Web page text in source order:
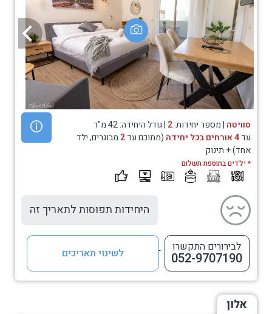
סוויטה | מספר יחידות:2 | גודל היחידה: 42 מ"ר
עד4 אורחים בכל יחידה (מתוכם עד2 מבוגרים, ילד
אחד) + תינוק
* ילדים בתוספת תשלום
היחידות תפוסות לתאריך זה
לבירורים התקשרו
052-9707190 לשינוי תאריכים
אלון